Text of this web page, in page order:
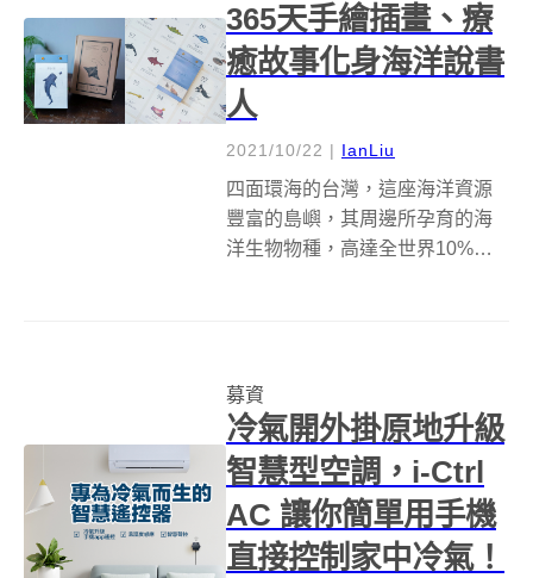
365天手繪插畫、療
癒故事化身海洋說書
人
2021/10/22 | IanLiu
四面環海的台灣，這座海洋資源
豐富的島嶼，其周邊所孕育的海
洋生物物種，高達全世界10%，
緩認識大海中身懷絕技的各類海
洋生物，一窺...
募資
冷氣開外掛原地升級
智慧型空調，i-Ctrl
AC 讓你簡單用手機
直接控制家中冷氣！